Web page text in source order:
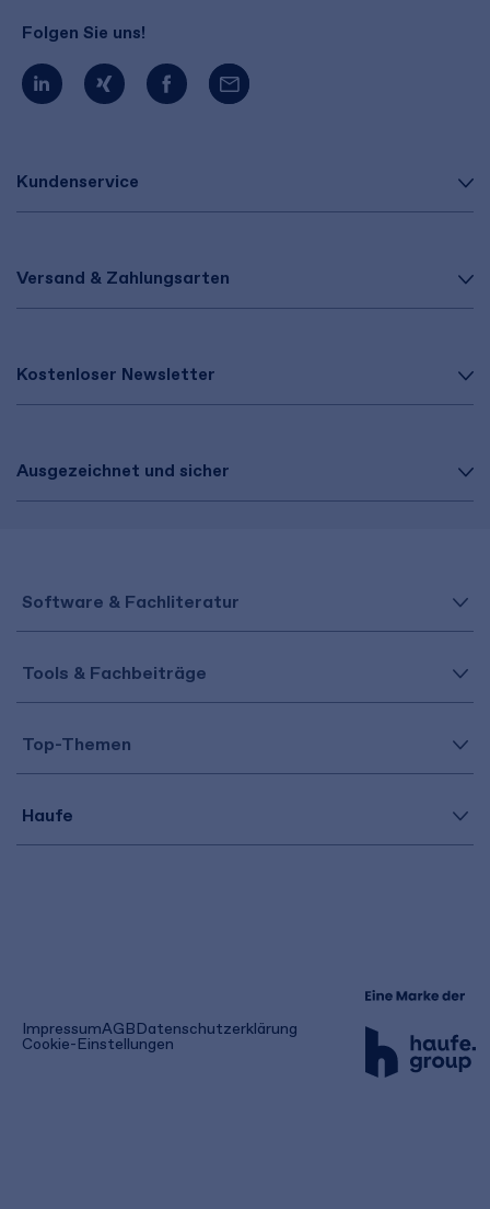
Kundenservice
Versand & Zahlungsarten
Kostenloser Newsletter
Ausgezeichnet und sicher
Folgen Sie uns!
Software & Fachliteratur
Tools & Fachbeiträge
Top-Themen
Haufe
ImpressumAGB(öffnet
in
einem
Datenschutzerklärung
Cookie-Einstellungen